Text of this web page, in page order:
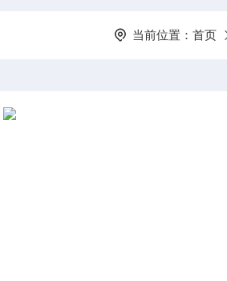
当前位置： 首页